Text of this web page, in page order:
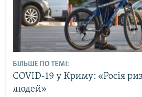
БІЛЬШЕ ПО ТЕМІ:
COVID-19 у Криму: «Росія
людей»